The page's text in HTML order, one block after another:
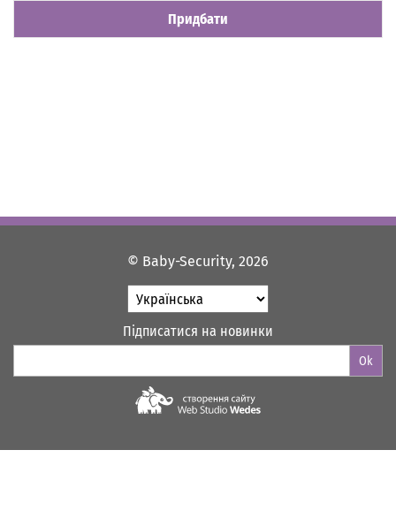
Придбати
© Baby-Security, 2026
Підписатися на новинки
Ok